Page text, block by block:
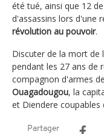
été tué, ainsi que 12
d'assassins lors d'une
révolution au pouvoir.
Discuter de la mort de
pendant les 27 ans de
compagnon d'armes
Ouagadougou, la
et Diendere
Partager